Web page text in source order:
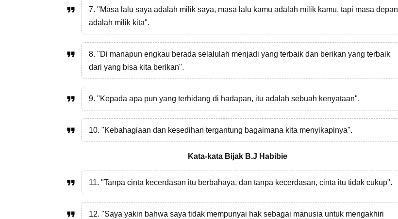
7. "Masa lalu saya adalah milik saya, masa lalu kamu adalah milik kamu, tapi masa depan
adalah milik kita".
8. "Di manapun engkau berada selalulah menjadi yang terbaik dan berikan yang terbaik
dari yang bisa kita berikan".
9. "Kepada apa pun yang terhidang di hadapan, itu adalah sebuah kenyataan".
10. "Kebahagiaan dan kesedihan tergantung bagaimana kita menyikapinya".
Kata-kata Bijak B.J Habibie
11. "Tanpa cinta kecerdasan itu berbahaya, dan tanpa kecerdasan, cinta itu tidak cukup".
12. "Saya yakin bahwa saya tidak mempunyai hak sebagai manusia untuk mengakhiri